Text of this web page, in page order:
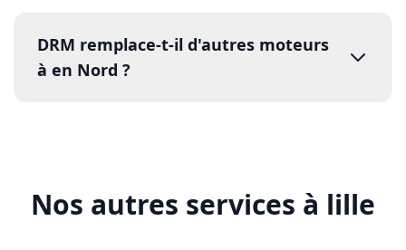
DRM remplace-t-il d'autres moteurs
à en Nord ?
Nos autres services à lille